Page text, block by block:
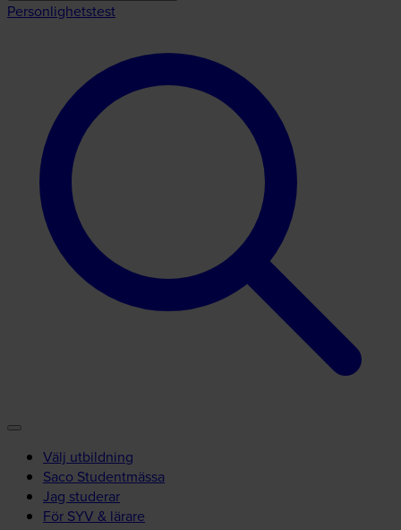
Personlighetstest
Välj utbildning
Saco Studentmässa
Jag studerar
För SYV & lärare